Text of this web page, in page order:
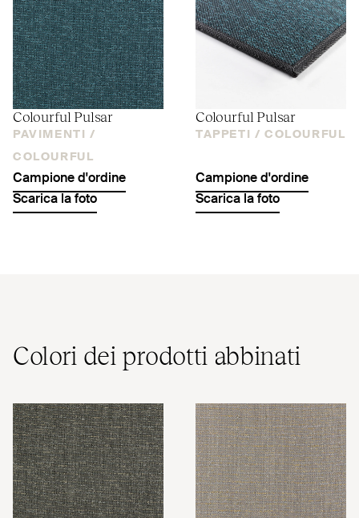
Colourful Pulsar
PAVIMENTI /
COLOURFUL
Campione d'ordine
Scarica la foto
Colourful Pulsar
TAPPETI / COLOURFUL
Campione d'ordine
Scarica la foto
Colori dei prodotti abbinati